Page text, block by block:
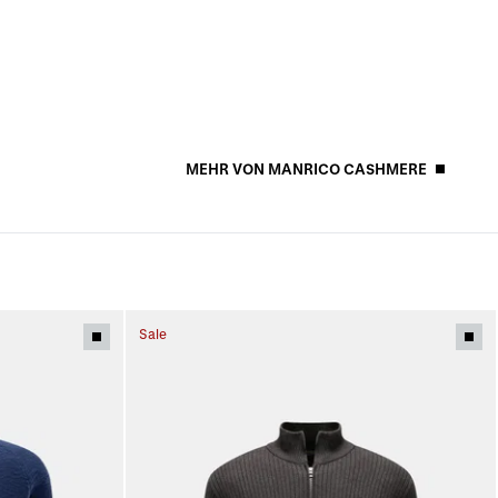
MEHR VON MANRICO CASHMERE
Sale